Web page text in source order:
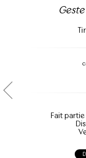
Fait partie